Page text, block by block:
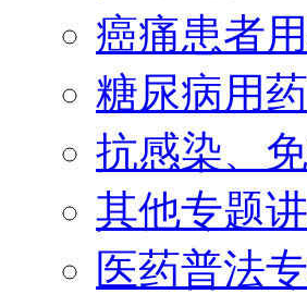
癌痛患者
糖尿病用药
抗感染、
其他专题
医药普法